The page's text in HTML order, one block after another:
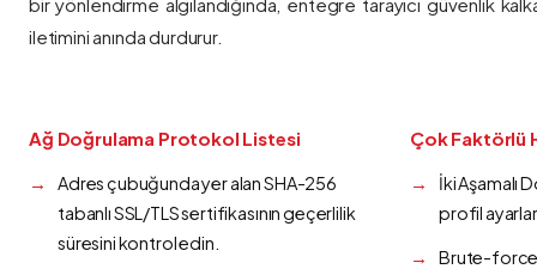
iletimini anında durdurur.
Ağ Doğrulama Protokol Listesi
Adres çubuğunda yer alan SHA-256
tabanlı SSL/TLS sertifikasının geçerlilik
süresini kontrol edin.
Çok Faktörlü
İki Aşamalı
profil
Brute-force